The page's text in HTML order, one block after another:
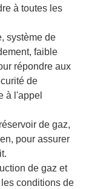
à toutes les
système de
faible
répondre aux
de
à l'appel
de gaz,
pour assurer
de gaz et
conditions de